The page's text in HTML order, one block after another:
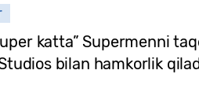
katta” Supermenni
bilan hamkorlik